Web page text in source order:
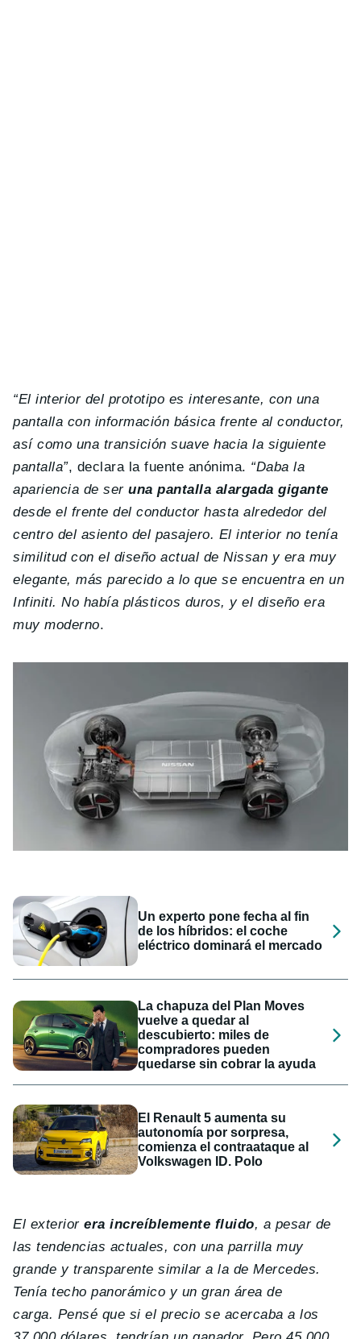
“El interior del prototipo es interesante, con una
pantalla con información básica frente al conductor,
así como una transición suave hacia la siguiente
pantalla”, declara la fuente anónima. “Daba la
apariencia de seruna pantalla alargada gigante
desde el frente del conductor hasta alrededor del
centro del asiento del pasajero. El interior no tenía
similitud con el diseño actual de Nissan y era muy
elegante, más parecido a lo que se encuentra en un
Infiniti. No había plásticos duros, y el diseño era
muy moderno.
Un experto pone fecha al fin
de los híbridos: el coche
eléctrico dominará el mercado
La chapuza del Plan Moves
vuelve a quedar al
descubierto: miles de
compradores pueden
quedarse sin cobrar la ayuda
El Renault 5 aumenta su
autonomía por sorpresa,
comienza el contraataque al
Volkswagen ID. Polo
El exteriorera increíblemente fluido, a pesar de
las tendencias actuales, con una parrilla muy
grande y transparente similar a la de Mercedes.
Tenía techo panorámico y un gran área de
carga. Pensé que si el precio se acercaba a los